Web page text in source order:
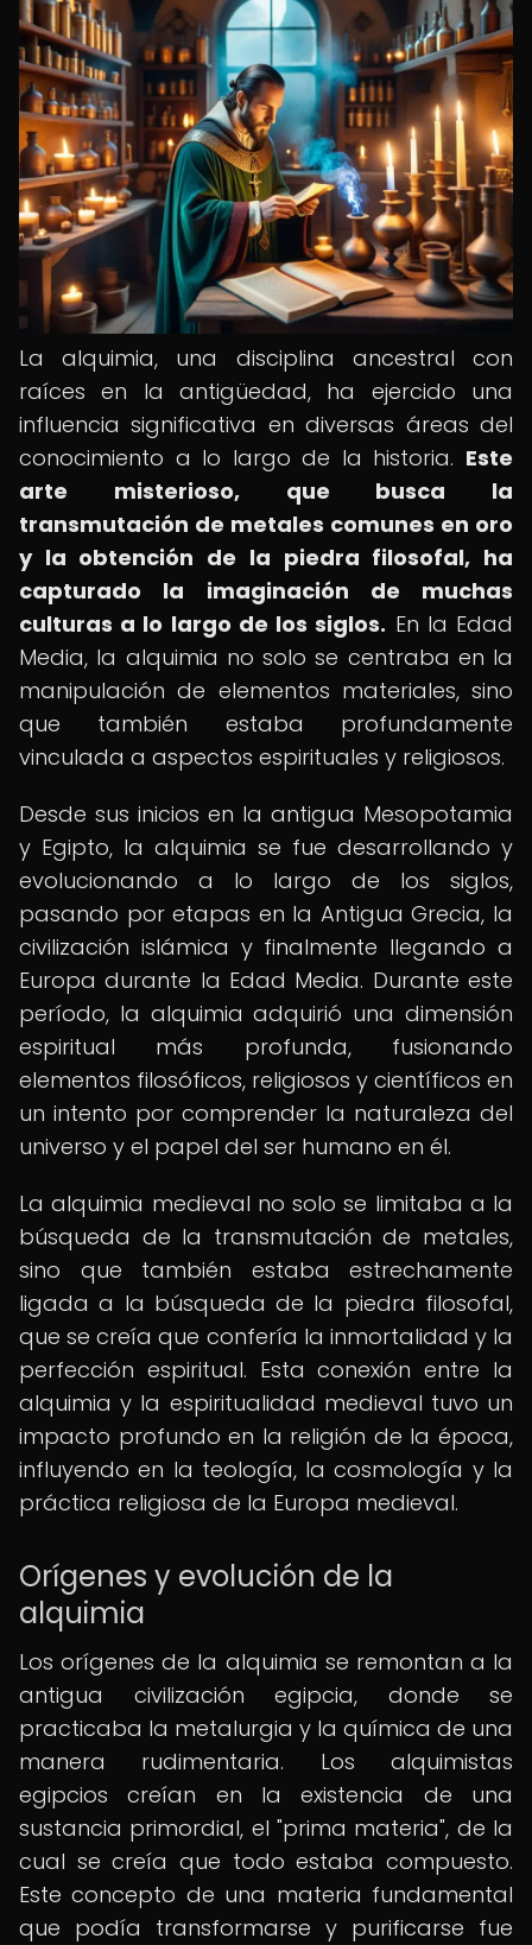
La alquimia, una disciplina ancestral con
raíces en la antigüedad, ha ejercido una
influencia significativa en diversas áreas del
conocimiento a lo largo de la historia. Este
arte misterioso, que busca la
transmutación de metales comunes en oro
y la obtención de la piedra filosofal, ha
capturado la imaginación de muchas
culturas a lo largo de los siglos. En la Edad
Media, la alquimia no solo se centraba en la
manipulación de elementos materiales, sino
que también estaba profundamente
vinculada a aspectos espirituales y religiosos.
Desde sus inicios en la antigua Mesopotamia
y Egipto, la alquimia se fue desarrollando y
evolucionando a lo largo de los siglos,
pasando por etapas en la Antigua Grecia, la
civilización islámica y finalmente llegando a
Europa durante la Edad Media. Durante este
período, la alquimia adquirió una dimensión
espiritual más profunda, fusionando
elementos filosóficos, religiosos y científicos en
un intento por comprender la naturaleza del
universo y el papel del ser humano en él.
La alquimia medieval no solo se limitaba a la
búsqueda de la transmutación de metales,
sino que también estaba estrechamente
ligada a la búsqueda de la piedra filosofal,
que se creía que confería la inmortalidad y la
perfección espiritual. Esta conexión entre la
alquimia y la espiritualidad medieval tuvo un
impacto profundo en la religión de la época,
influyendo en la teología, la cosmología y la
práctica religiosa de la Europa medieval.
Orígenes y evolución de la
alquimia
Los orígenes de la alquimia se remontan a la
antigua civilización egipcia, donde se
practicaba la metalurgia y la química de una
manera rudimentaria. Los alquimistas
egipcios creían en la existencia de una
sustancia primordial, el "prima materia", de la
cual se creía que todo estaba compuesto.
Este concepto de una materia fundamental
que podía transformarse y purificarse fue